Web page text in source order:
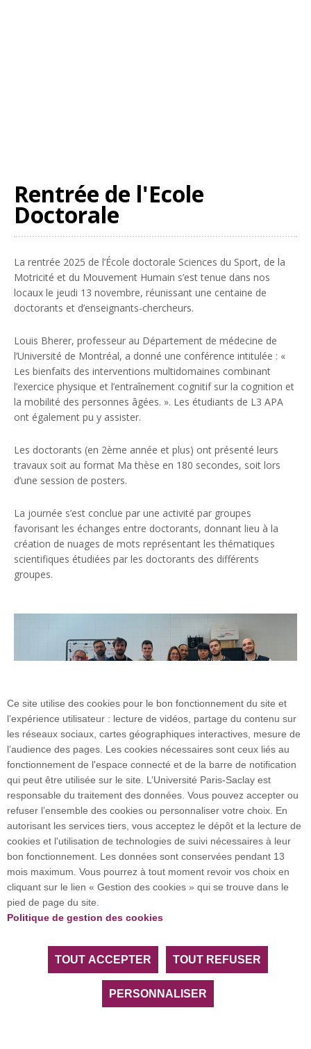
Rentrée de l'Ecole
Doctorale
La rentrée 2025 de l’École doctorale Sciences du Sport, de la
Motricité et du Mouvement Humain s’est tenue dans nos
locaux le jeudi 13 novembre, réunissant une centaine de
doctorants et d’enseignants-chercheurs.
Louis Bherer, professeur au Département de médecine de
l’Université de Montréal, a donné une conférence intitulée : «
Les bienfaits des interventions multidomaines combinant
l’exercice physique et l’entraînement cognitif sur la cognition et
la mobilité des personnes âgées. ». Les étudiants de L3 APA
ont également pu y assister.
Les doctorants (en 2ème année et plus) ont présenté leurs
travaux soit au format Ma thèse en 180 secondes, soit lors
d’une session de posters.
La journée s’est conclue par une activité par groupes
favorisant les échanges entre doctorants, donnant lieu à la
création de nuages de mots représentant les thématiques
scientifiques étudiées par les doctorants des différents
groupes.
Fête de la Science à Evry
Paris-Saclay
Immersion scientifique pour les élèves du primaire au lycée,
for Health and Performance (SSHP), accompagnés des
Ce site utilise des cookies pour le bon fonctionnement du site et
l’expérience utilisateur : lecture de vidéos, partage du contenu sur
les réseaux sociaux, cartes géographiques interactives, mesure de
l’audience des pages. Les cookies nécessaires sont ceux liés au
fonctionnement de l'espace connecté et de la barre de notification
qui peut être utilisée sur le site. L’Université Paris-Saclay est
responsable du traitement des données. Vous pouvez accepter ou
refuser l’ensemble des cookies ou personnaliser votre choix. En
autorisant les services tiers, vous acceptez le dépôt et la lecture de
cookies et l'utilisation de technologies de suivi nécessaires à leur
bon fonctionnement. Les données sont conservées pendant 13
mois maximum. Vous pourrez à tout moment revoir vos choix en
cliquant sur le lien « Gestion des cookies » qui se trouve dans le
pied de page du site.
Politique de gestion des cookies
TOUT ACCEPTER TOUT REFUSER
PERSONNALISER